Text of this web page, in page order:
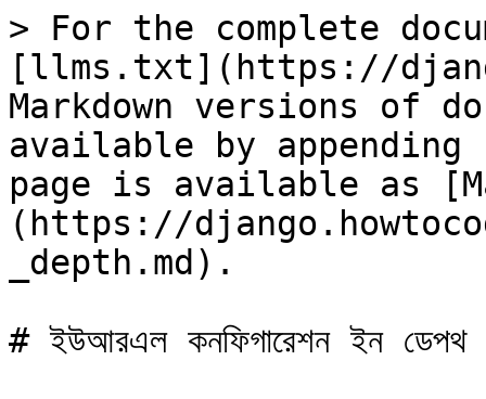
> For the complete
[llms.txt](https://
Markdown versions of
available by
page is available as
(https://
_depth.md).
# ইউআরএল কনফিগারেশন ইন ডেপথ